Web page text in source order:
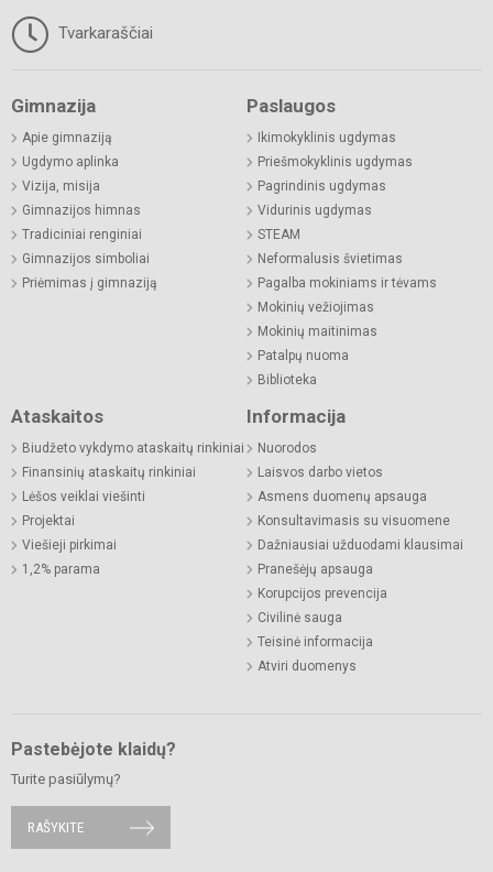
Tvarkaraščiai
Gimnazija
Apie gimnaziją
Ugdymo aplinka
Vizija, misija
Gimnazijos himnas
Tradiciniai renginiai
Gimnazijos simboliai
Priėmimas į gimnaziją
Paslaugos
Ikimokyklinis ugdymas
Priešmokyklinis ugdymas
Pagrindinis ugdymas
Vidurinis ugdymas
STEAM
Neformalusis švietimas
Pagalba mokiniams ir tėvams
Mokinių vežiojimas
Mokinių maitinimas
Patalpų nuoma
Biblioteka
Ataskaitos
Biudžeto vykdymo ataskaitų rinkiniai
Finansinių ataskaitų rinkiniai
Lėšos veiklai viešinti
Projektai
Viešieji pirkimai
1,2% parama
Informacija
Nuorodos
Laisvos darbo vietos
Asmens duomenų apsauga
Konsultavimasis su visuomene
Dažniausiai užduodami klausimai
Pranešėjų apsauga
Korupcijos prevencija
Civilinė sauga
Teisinė informacija
Atviri duomenys
Pastebėjote klaidų?
Turite pasiūlymų?
RAŠYKITE